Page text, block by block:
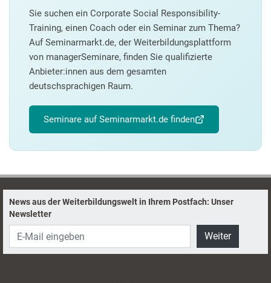
Sie suchen ein Corporate Social Responsibility-
Training, einen Coach oder ein Seminar zum Thema?
Auf Seminarmarkt.de, der Weiterbildungsplattform
von managerSeminare, finden Sie qualifizierte
Anbieter:innen aus dem gesamten
deutschsprachigen Raum.
Seminare auf Seminarmarkt.de finden
News aus der Weiterbildungswelt in Ihrem Postfach: Unser
Newsletter
Weiter